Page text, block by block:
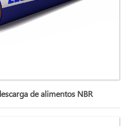
de alimentos NBR